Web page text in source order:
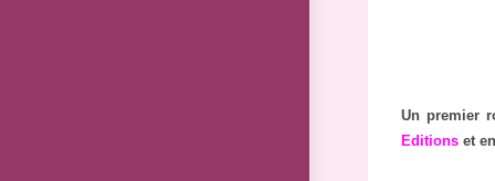
Un premier
Editions et